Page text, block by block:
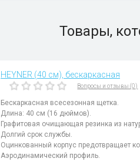
Товары,
HEYNER (40 см), бескаркасная
Вопросы и отзывы (0)
Бескаркасная всесезонная щетка.
Длина: 40 см (16 дюймов).
Графитовая очищающая резинка из
Долгий срок службы.
Оцинкованный корпус предотвращает
Аэродинамический профиль.